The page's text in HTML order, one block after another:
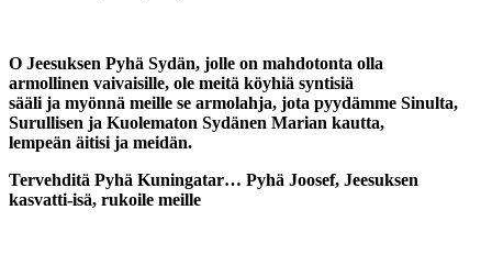
O Jeesuksen Pyhä Sydän, jolle on mahdotonta olla
armollinen vaivaisille, ole meitä köyhiä syntisiä
sääli ja myönnä meille se armolahja, jota pyydämme Sinulta,
Surullisen ja Kuolematon Sydänen Marian kautta,
lempeän äitisi ja meidän.
Tervehditä Pyhä Kuningatar… Pyhä Joosef, Jeesuksen
kasvatti-isä, rukoile meille